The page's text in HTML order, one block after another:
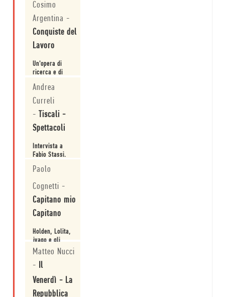
Cosimo
Argentina -
Conquiste del
Lavoro
Un'opera di
ricerca e di
Andrea
Curreli
-
Tiscali -
Spettacoli
Intervista a
Fabio Stassi.
Paolo
Cognetti -
Capitano mio
Capitano
Holden, Lolita,
ivago e gli
altri
Matteo Nucci
- Il
Venerdì - La
Repubblica